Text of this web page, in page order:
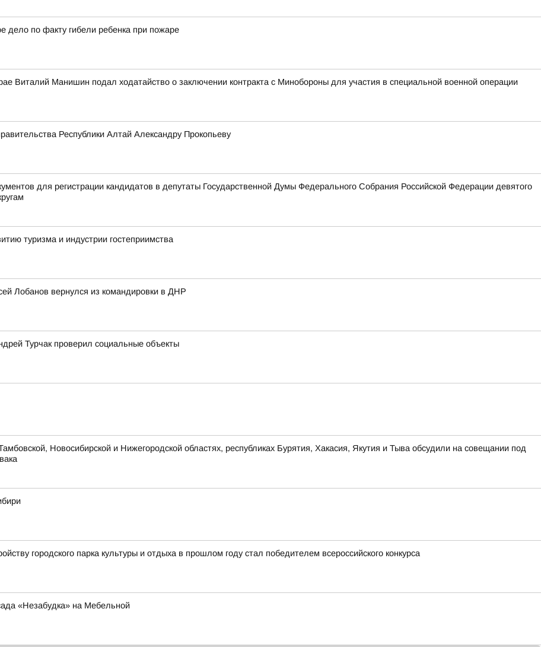
дело по факту гибели ребенка при пожаре
Виталий Манишин подал ходатайство о заключении контракта с Минобороны для участия в специальной военной операции
Республики Алтай Александру Прокопьеву
для регистрации кандидатов в депутаты Государственной Думы Федерального Собрания Российской Федерации девятого
туризма и индустрии гостеприимства
Лобанов вернулся из командировки в ДНР
Турчак проверил социальные объекты
Новосибирской и Нижегородской областях, республиках Бурятия, Хакасия, Якутия и Тыва обсудили на совещании под
городского парка культуры и отдыха в прошлом году стал победителем всероссийского конкурса
«Незабудка» на Мебельной